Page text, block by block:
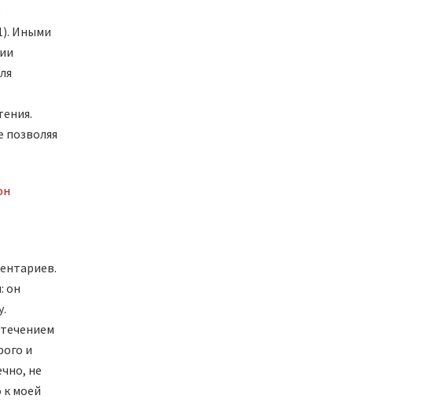
Иными
позволяя
он
и
не
к моей